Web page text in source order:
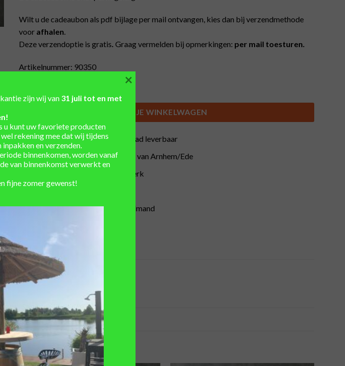
Wilt u de cadeaubon als pdf bijlage per mail ontvangen, kies dan bij verzendmethode
voor afhalen.
Deze verzendoptie is gratis. Graag vermelden bij opmerkingen: per mail toesturen.
Artikelnummer: 90350
IN JE WINKELWAGEN
Unieke regentonnen uit voorraad leverbaar
Winkel en showtuin in de buurt van Arnhem/Ede
Eigen werkplaats voor maatwerk
Installatieservice
Verzending berekend in winkelmand
zijn wij van 31 juli tot en met
u kunt uw favoriete producten
rekening mee dat wij tijdens
en verzenden.
binnenkomen, worden vanaf
van binnenkomst verwerkt en
fijne zomer gewenst!
×